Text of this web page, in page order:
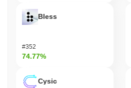
Bless
#352
74.77%
Cysic